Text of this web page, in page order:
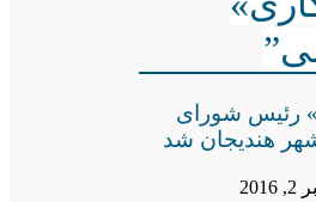
رئیس شورای
هندیجان شد